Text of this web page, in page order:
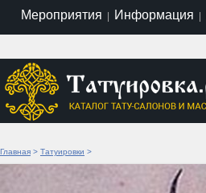
Мероприятия | Информация |
Главная > Татуировки >